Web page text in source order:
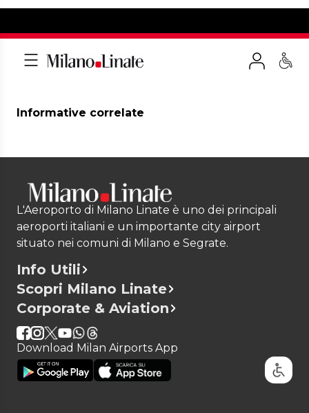
Informative correlate
L'Aeroporto di Milano Linate è uno dei principali
aeroporti italiani e un importante city airport
situato nei comuni di Milano e Segrate.
Info Utili
Scopri Milano Linate
Corporate & Aviation
Download Milan Airports App